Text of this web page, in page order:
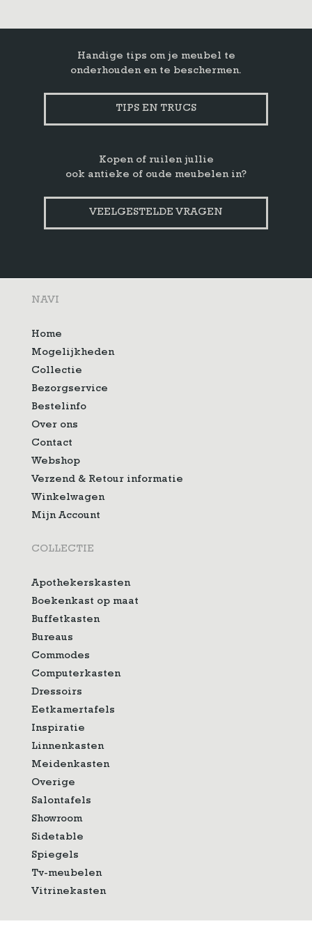
Handige tips om je meubel te
onderhouden en te beschermen.
TIPS EN TRUCS
Kopen of ruilen jullie
ook antieke of oude meubelen in?
VEELGESTELDE VRAGEN
NAVI
Home
Mogelijkheden
Collectie
Bezorgservice
Bestelinfo
Over ons
Contact
Webshop
Verzend & Retour informatie
Winkelwagen
Mijn Account
COLLECTIE
Apothekerskasten
Boekenkast op maat
Buffetkasten
Bureaus
Commodes
Computerkasten
Dressoirs
Eetkamertafels
Inspiratie
Linnenkasten
Meidenkasten
Overige
Salontafels
Showroom
Sidetable
Spiegels
Tv-meubelen
Vitrinekasten